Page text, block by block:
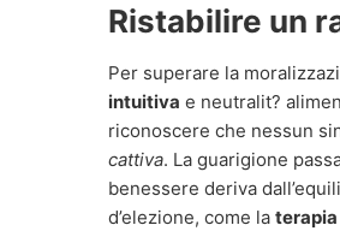
Ristabilire un
Per superare la
intuitiva e neutralit?
riconoscere che nessun
cattiva. La guarigione
benessere deriva
d’elezione, come la